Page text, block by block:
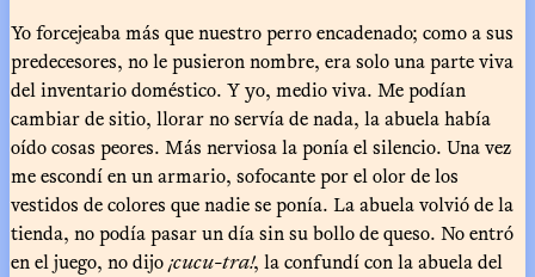
Yo forcejeaba más que nuestro perro encadenado; como a sus
predecesores, no le pusieron nombre, era solo una parte viva
del inventario doméstico. Y yo, medio viva. Me podían
cambiar de sitio, llorar no servía de nada, la abuela había
oído cosas peores. Más nerviosa la ponía el silencio. Una vez
me escondí en un armario, sofocante por el olor de los
vestidos de colores que nadie se ponía. La abuela volvió de la
tienda, no podía pasar un día sin su bollo de queso. No entró
en el juego, no dijo¡cucu-tra!, la confundí con la abuela del